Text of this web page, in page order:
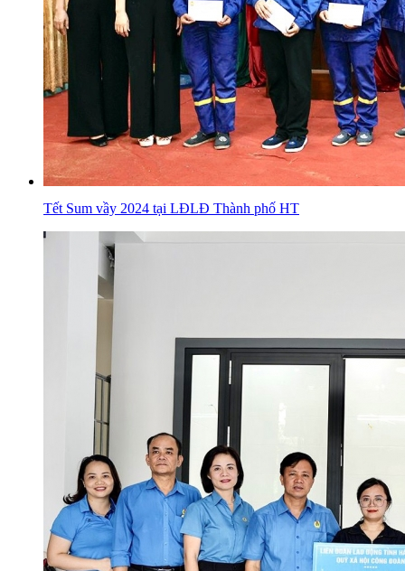
Tết Sum vầy 2024 tại LĐLĐ Thành phố HT